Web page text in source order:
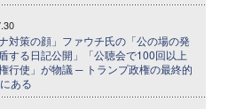
ナ対策の顔」ファウチ氏の「公の場の発
する日記公開」「公聴会で100回以上
行使」が物議 ─ トランプ政権の最終的
ある